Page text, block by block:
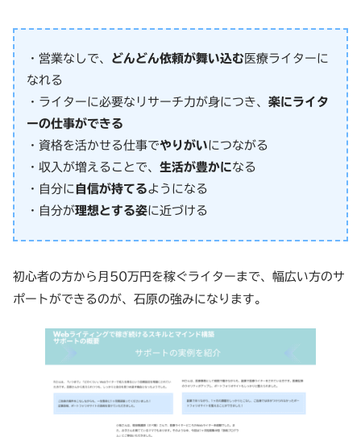
・営業なしで、 どんどん依頼が舞い込む医療ライターに
なれる
・ライターに必要なリサーチ力が身につき、 楽にライタ
ーの仕事ができる
・資格を活かせる仕事でやりがいにつながる
・収入が増えることで、 生活が豊かになる
・自分に 自信が持てるようになる
・自分が理想とする姿に近づける
初心者の方から月50万円を稼ぐライターまで、幅広い方のサ
ポートができるのが、石原の強みになります。